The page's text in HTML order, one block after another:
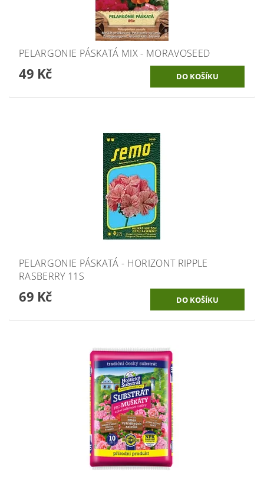
PELARGONIE PÁSKATÁ MIX - MORAVOSEED
49 Kč
PELARGONIE PÁSKATÁ - HORIZONT RIPPLE
RASBERRY 11S
69 Kč